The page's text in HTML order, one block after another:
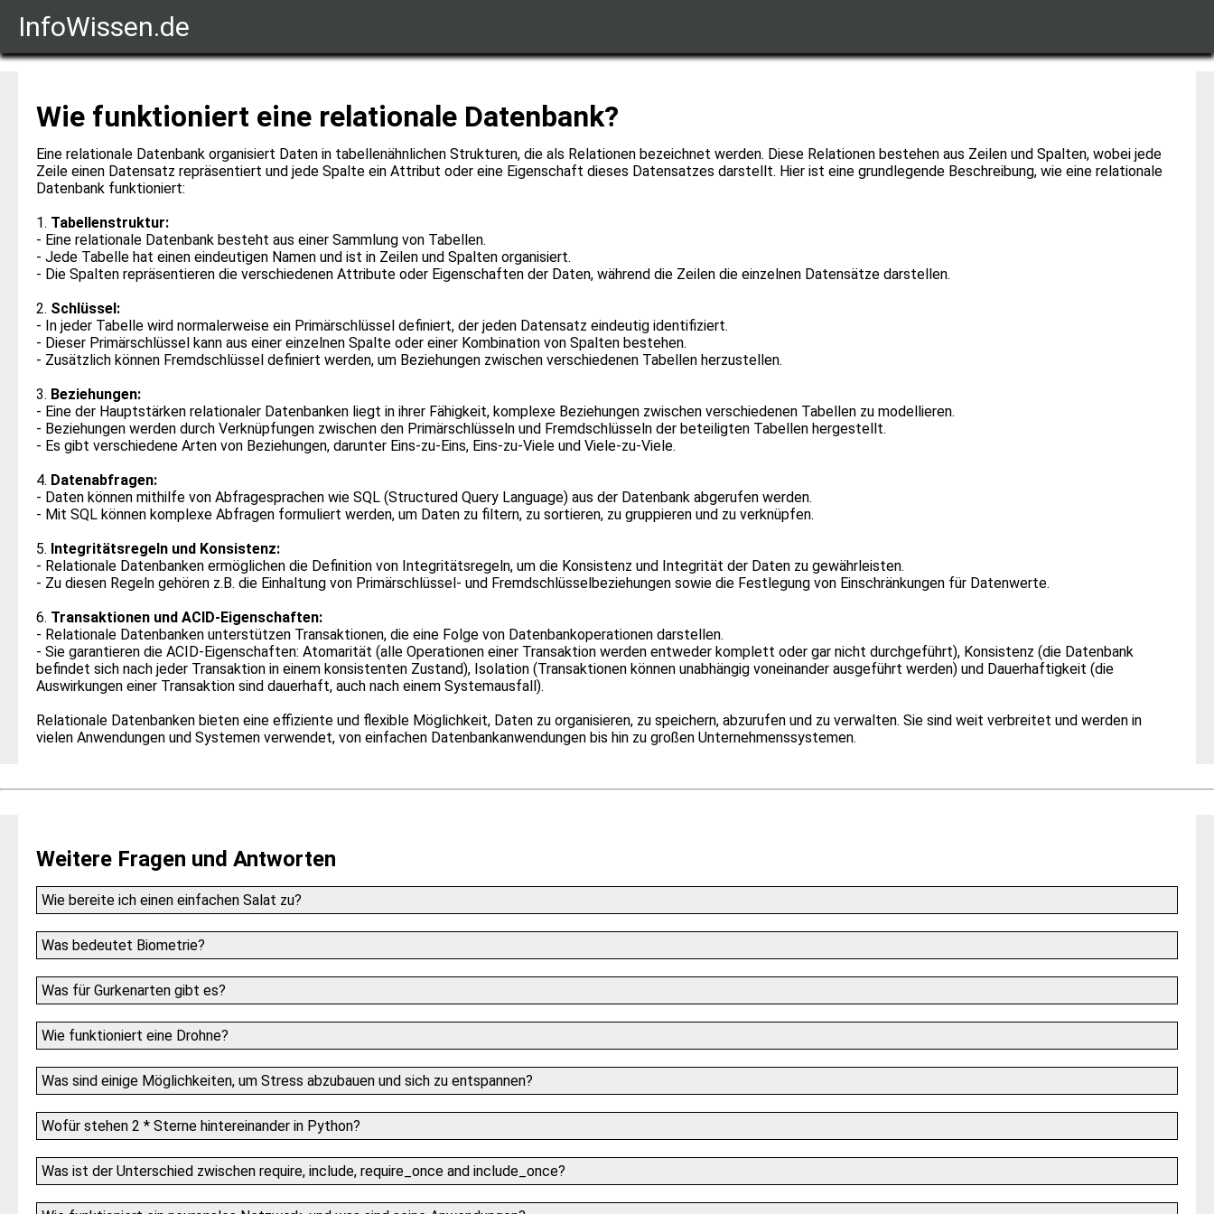
InfoWissen.de
Wie funktioniert eine relationale Datenbank?
Eine relationale Datenbank organisiert Daten in tabellenähnlichen Strukturen, die als Relationen bezeichnet werden. Diese Relationen bestehen aus Zeilen und Spalten, wobei jede
Zeile einen Datensatz repräsentiert und jede Spalte ein Attribut oder eine Eigenschaft dieses Datensatzes darstellt. Hier ist eine grundlegende Beschreibung, wie eine relationale
Datenbank funktioniert:
1. Tabellenstruktur:
- Eine relationale Datenbank besteht aus einer Sammlung von Tabellen.
- Jede Tabelle hat einen eindeutigen Namen und ist in Zeilen und Spalten organisiert.
- Die Spalten repräsentieren die verschiedenen Attribute oder Eigenschaften der Daten, während die Zeilen die einzelnen Datensätze darstellen.
2. Schlüssel:
- In jeder Tabelle wird normalerweise ein Primärschlüssel definiert, der jeden Datensatz eindeutig identifiziert.
- Dieser Primärschlüssel kann aus einer einzelnen Spalte oder einer Kombination von Spalten bestehen.
- Zusätzlich können Fremdschlüssel definiert werden, um Beziehungen zwischen verschiedenen Tabellen herzustellen.
3. Beziehungen:
- Eine der Hauptstärken relationaler Datenbanken liegt in ihrer Fähigkeit, komplexe Beziehungen zwischen verschiedenen Tabellen zu modellieren.
- Beziehungen werden durch Verknüpfungen zwischen den Primärschlüsseln und Fremdschlüsseln der beteiligten Tabellen hergestellt.
- Es gibt verschiedene Arten von Beziehungen, darunter Eins-zu-Eins, Eins-zu-Viele und Viele-zu-Viele.
4. Datenabfragen:
- Daten können mithilfe von Abfragesprachen wie SQL (Structured Query Language) aus der Datenbank abgerufen werden.
- Mit SQL können komplexe Abfragen formuliert werden, um Daten zu filtern, zu sortieren, zu gruppieren und zu verknüpfen.
5. Integritätsregeln und Konsistenz:
- Relationale Datenbanken ermöglichen die Definition von Integritätsregeln, um die Konsistenz und Integrität der Daten zu gewährleisten.
- Zu diesen Regeln gehören z.B. die Einhaltung von Primärschlüssel- und Fremdschlüsselbeziehungen sowie die Festlegung von Einschränkungen für Datenwerte.
6. Transaktionen und ACID-Eigenschaften:
- Relationale Datenbanken unterstützen Transaktionen, die eine Folge von Datenbankoperationen darstellen.
- Sie garantieren die ACID-Eigenschaften: Atomarität (alle Operationen einer Transaktion werden entweder komplett oder gar nicht durchgeführt), Konsistenz (die Datenbank
befindet sich nach jeder Transaktion in einem konsistenten Zustand), Isolation (Transaktionen können unabhängig voneinander ausgeführt werden) und Dauerhaftigkeit (die
Auswirkungen einer Transaktion sind dauerhaft, auch nach einem Systemausfall).
Relationale Datenbanken bieten eine effiziente und flexible Möglichkeit, Daten zu organisieren, zu speichern, abzurufen und zu verwalten. Sie sind weit verbreitet und werden in
vielen Anwendungen und Systemen verwendet, von einfachen Datenbankanwendungen bis hin zu großen Unternehmenssystemen.
Weitere Fragen und Antworten
Wie bereite ich einen einfachen Salat zu?
Was bedeutet Biometrie?
Was für Gurkenarten gibt es?
Wie funktioniert eine Drohne?
Was sind einige Möglichkeiten, um Stress abzubauen und sich zu entspannen?
Wofür stehen 2 * Sterne hintereinander in Python?
Was ist der Unterschied zwischen require, include, require_once and include_once?